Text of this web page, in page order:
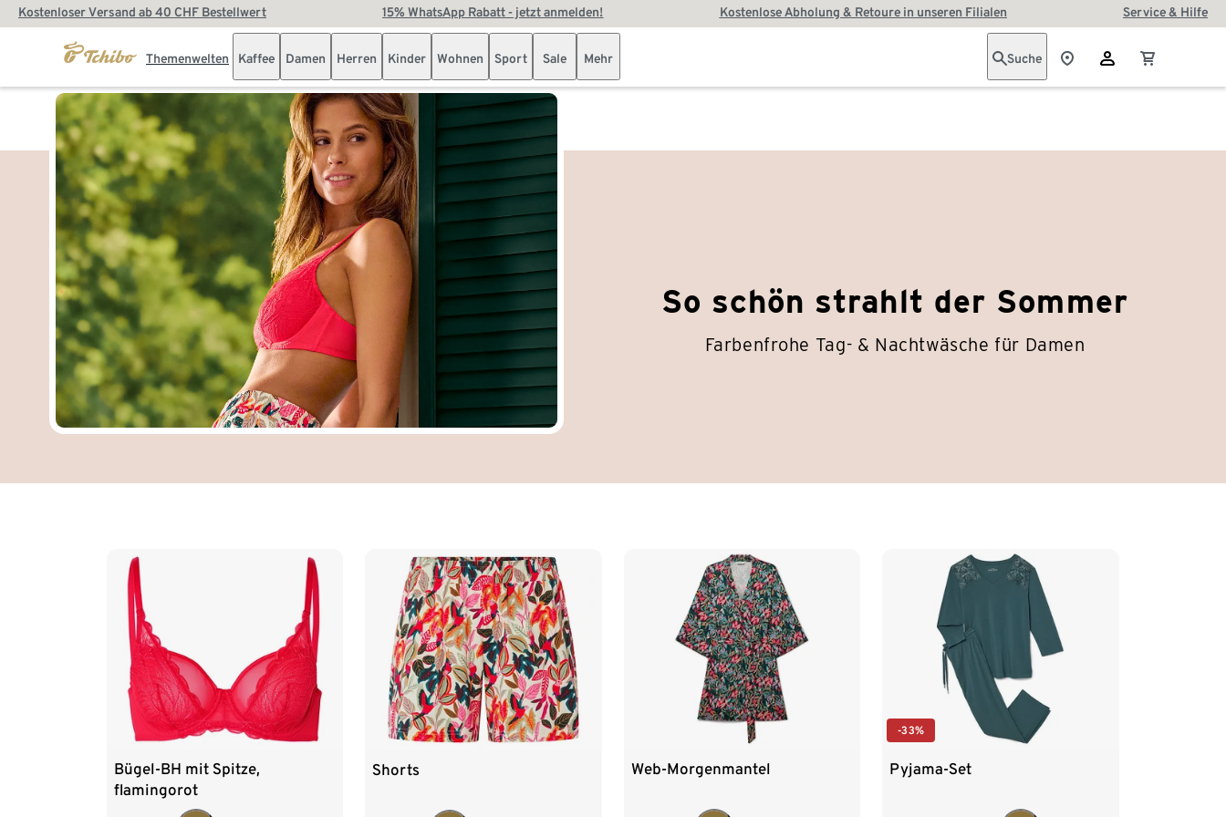
Kostenloser Versand ab 40 CHF Bestellwert 15% WhatsApp Rabatt - jetzt anmelden! Kostenlose Abholung & Retoure in unseren Filialen Service & Hilfe
Themenwelten Kaffee Damen Herren Kinder Wohnen Sport Sale Mehr Suche
So schön strahlt der Sommer
Farbenfrohe Tag- & Nachtwäsche für Damen
Bügel-BH mit Spitze,
flamingorot
Shorts Web-Morgenmantel
-33%
Pyjama-Set